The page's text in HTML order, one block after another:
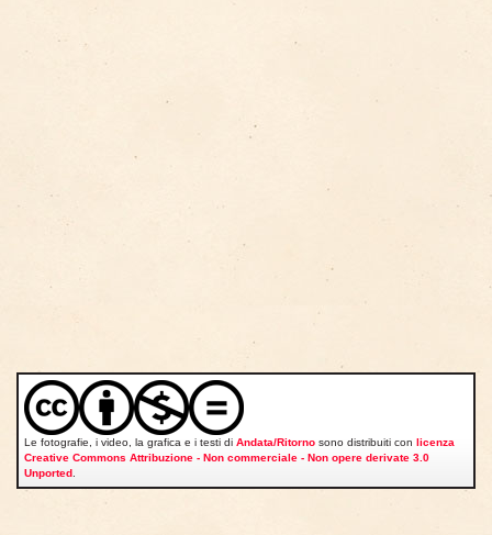
Le fotografie, i video, la grafica e i testi di Andata/Ritorno sono distribuiti con licenza
Creative Commons Attribuzione - Non commerciale - Non opere derivate 3.0
Unported